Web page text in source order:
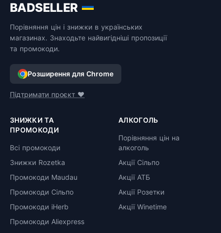
BADSELLER
Порівняння цін і знижки в українських
магазинах. Знаходьте найвигідніші пропозиції
та промокоди.
Розширення для Chrome
Підтримати проєкт ❤️
ЗНИЖКИ ТА
ПРОМОКОДИ
Всі промокоди
Знижки Rozetka
Промокоди Maudau
Промокоди Сільпо
Промокоди iHerb
Промокоди Aliexpress
АЛКОГОЛЬ
Порівняння цін на
алкоголь
Акції Сільпо
Акції АТБ
Акції Розетки
Акції Winetime